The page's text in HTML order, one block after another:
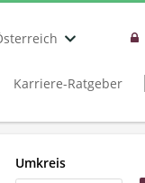
Karriere-Ratgeber
Umkreis